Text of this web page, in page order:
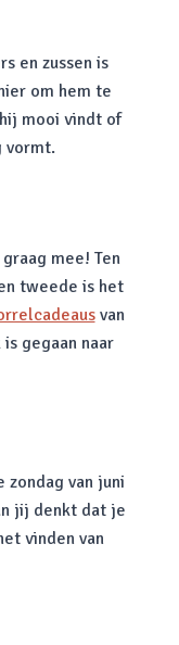
en zussen is
om hem te
mooi vindt of
vormt.
mee! Ten
tweede is het
van
gegaan naar
van juni
jij denkt dat je
vinden van